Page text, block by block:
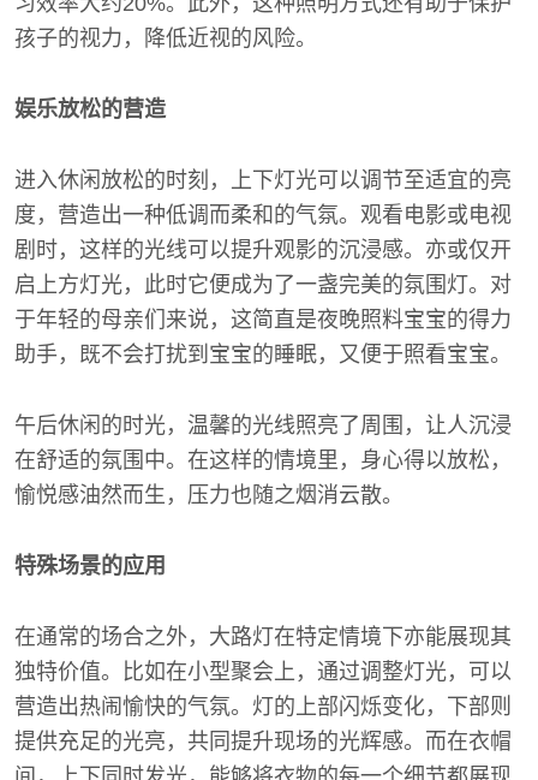
孩子的视力，降低近视的风险。
娱乐放松的营造
进入休闲放松的时刻，上下灯光可以调节至适宜的亮
度，营造出一种低调而柔和的气氛。观看电影或电视
剧时，这样的光线可以提升观影的沉浸感。亦或仅开
启上方灯光，此时它便成为了一盏完美的氛围灯。对
于年轻的母亲们来说，这简直是夜晚照料宝宝的得力
助手，既不会打扰到宝宝的睡眠，又便于照看宝宝。
午后休闲的时光，温馨的光线照亮了周围，让人沉浸
在舒适的氛围中。在这样的情境里，身心得以放松，
愉悦感油然而生，压力也随之烟消云散。
特殊场景的应用
在通常的场合之外，大路灯在特定情境下亦能展现其
独特价值。比如在小型聚会上，通过调整灯光，可以
营造出热闹愉快的气氛。灯的上部闪烁变化，下部则
提供充足的光亮，共同提升现场的光辉感。而在衣帽